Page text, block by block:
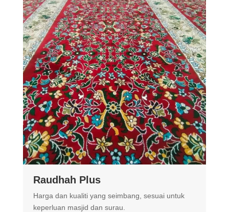
Raudhah Plus
Harga dan kualiti yang seimbang, sesuai untuk
keperluan masjid dan surau.